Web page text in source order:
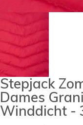
Stepjack
Dames
Winddicht -